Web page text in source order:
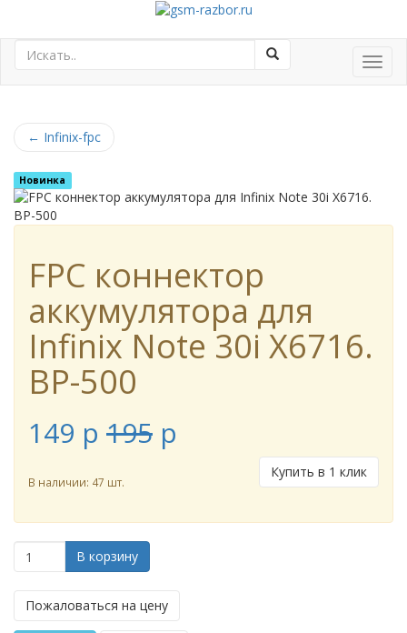
← Infinix-fpc
Новинка
FPC коннектор
аккумулятора для
Infinix Note 30i X6716.
BP-500
149 p 195 p
Купить в 1 клик
В наличии: 47 шт.
В корзину
Пожаловаться на цену